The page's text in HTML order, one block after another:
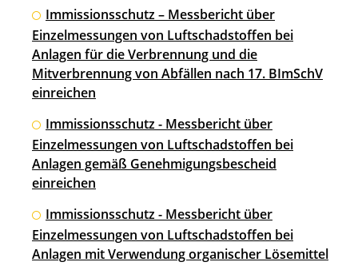
Immissionsschutz – Messbericht über
Einzelmessungen von Luftschadstoffen bei
Anlagen für die Verbrennung und die
Mitverbrennung von Abfällen nach 17. BImSchV
einreichen
Immissionsschutz - Messbericht über
Einzelmessungen von Luftschadstoffen bei
Anlagen gemäß Genehmigungsbescheid
einreichen
Immissionsschutz - Messbericht über
Einzelmessungen von Luftschadstoffen bei
Anlagen mit Verwendung organischer Lösemittel